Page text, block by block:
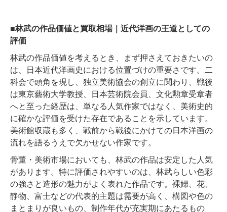
■林武の作品価値と買取相場｜近代洋画の王道としての
評価
林武の作品価値を考えるとき、まず押さえておきたいの
は、日本近代洋画史における位置づけの重要さです。二
科会で頭角を現し、独立美術協会の創立に関わり、戦後
は東京藝術大学教授、日本芸術院会員、文化勲章受章者
へと至った経歴は、単なる人気作家ではなく、美術史的
に確かな評価を受けた存在であることを示しています。
美術館収蔵も多く、戦前から戦後にかけての日本洋画の
流れを語るうえで欠かせない作家です。
骨董・美術市場においても、林武の作品は安定した人気
があります。特に評価されやすいのは、林武らしい色彩
の強さと造形の魅力がよく表れた作品です。裸婦、花、
静物、富士などの代表的主題は需要が高く、構図や色の
まとまりが良いもの、制作年代が充実期にあたるもの